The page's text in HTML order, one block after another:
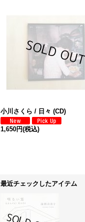
小川さくら / 日々 (CD)
1,650円(税込)
最近チェックしたアイテム